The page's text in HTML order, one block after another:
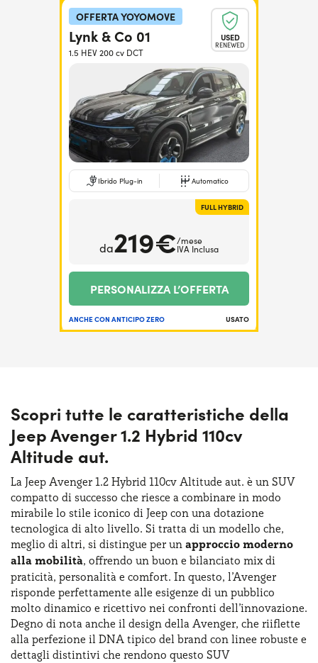
OFFERTA YOYOMOVE
USED
RENEWED
Lynk & Co 01
1.5 HEV 200 cv DCT
Ibrido Plug-in Automatico
FULL HYBRID
da219€/mese
IVA Inclusa
PERSONALIZZA L’OFFERTA
ANCHE CON ANTICIPO ZERO USATO
Scopri tutte le caratteristiche della
Jeep Avenger 1.2 Hybrid 110cv
Altitude aut.
La Jeep Avenger 1.2 Hybrid 110cv Altitude aut. è un SUV
compatto di successo che riesce a combinare in modo
mirabile lo stile iconico di Jeep con una dotazione
tecnologica di alto livello. Si tratta di un modello che,
meglio di altri, si distingue per un approccio moderno
alla mobilità, offrendo un buon e bilanciato mix di
praticità, personalità e comfort. In questo, l’Avenger
risponde perfettamente alle esigenze di un pubblico
molto dinamico e ricettivo nei confronti dell’innovazione.
Degno di nota anche il design della Avenger, che riiflette
alla perfezione il DNA tipico del brand con linee robuste e
dettagli distintivi che rendono questo SUV